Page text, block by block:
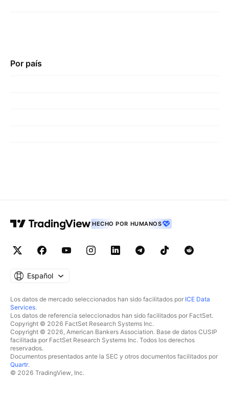
Por país
HECHO POR HUMANOS
Español
Los datos de mercado seleccionados han sido facilitados por ICE Data
Services.
Los datos de referencia seleccionados han sido facilitados por FactSet.
Copyright © 2026 FactSet Research Systems Inc.
Copyright © 2026, American Bankers Association. Base de datos CUSIP
facilitada por FactSet Research Systems Inc. Todos los derechos
reservados.
Documentos presentados ante la SEC y otros documentos facilitados por
Quartr.
© 2026 TradingView, Inc.